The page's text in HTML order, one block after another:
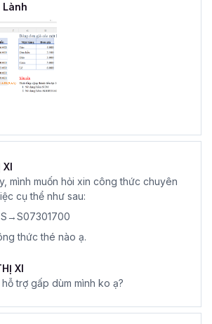
Lành
XI
mình muốn hỏi xin công thức chuyên
cụ thể như sau:
S→S07301700
thức thé nào ạ.
XI
trợ gấp dùm mình ko ạ?